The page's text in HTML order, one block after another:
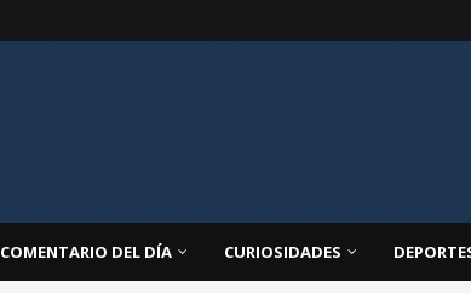
COMENTARIO DEL DÍA CURIOSIDADES